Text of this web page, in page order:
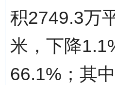
积2749.3万
米，下降
66.1%；其